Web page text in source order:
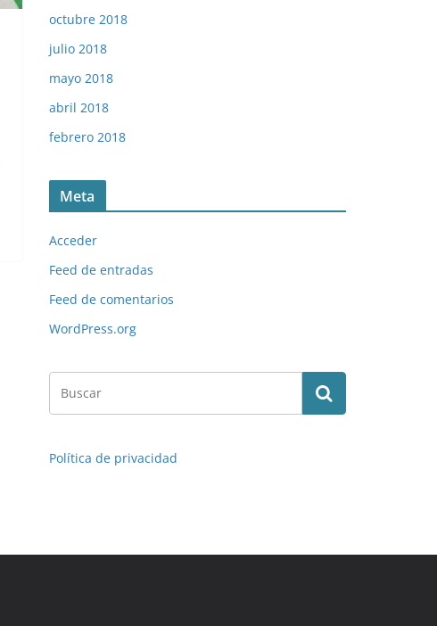
octubre 2018
julio 2018
mayo 2018
abril 2018
febrero 2018
Meta
Acceder
Feed de entradas
Feed de comentarios
WordPress.org
Política de privacidad